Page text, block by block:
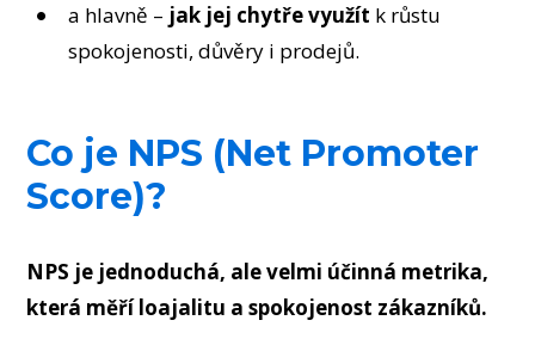
a hlavně – jak jej chytře využít k růstu
spokojenosti, důvěry i prodejů.
Co je NPS (Net Promoter
Score)?
NPS je jednoduchá, ale velmi účinná metrika,
která měří loajalitu a spokojenost zákazníků.